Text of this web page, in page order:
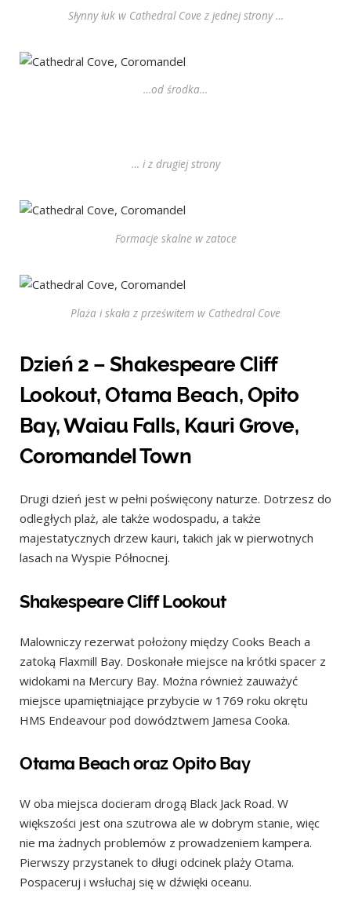
Słynny łuk w Cathedral Cove z jednej strony …
…od środka…
… i z drugiej strony
Formacje skalne w zatoce
Plaża i skała z prześwitem w Cathedral Cove
Dzień 2 – Shakespeare Cliff
Lookout, Otama Beach, Opito
Bay, Waiau Falls, Kauri Grove,
Coromandel Town
Drugi dzień jest w pełni poświęcony naturze. Dotrzesz do
odległych plaż, ale także wodospadu, a także
majestatycznych drzew kauri, takich jak w pierwotnych
lasach na Wyspie Północnej.
Shakespeare Cliff Lookout
Malowniczy rezerwat położony między Cooks Beach a
zatoką Flaxmill Bay. Doskonałe miejsce na krótki spacer z
widokami na Mercury Bay. Można również zauważyć
miejsce upamiętniające przybycie w 1769 roku okrętu
HMS Endeavour pod dowództwem Jamesa Cooka.
Otama Beach oraz Opito Bay
W oba miejsca docieram drogą Black Jack Road. W
większości jest ona szutrowa ale w dobrym stanie, więc
nie ma żadnych problemów z prowadzeniem kampera.
Pierwszy przystanek to długi odcinek plaży Otama.
Pospaceruj i wsłuchaj się w dźwięki oceanu.